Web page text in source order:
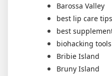
Barossa Valley
best lip care tips
best
biohacking
Bribie Island
Bruny Island